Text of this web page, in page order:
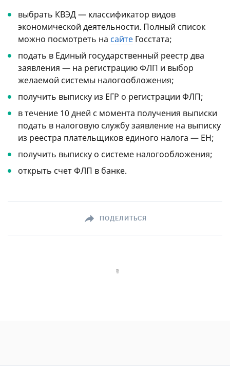
выбрать КВЭД — классификатор видов
экономической деятельности. Полный список
можно посмотреть на сайте Госстата;
подать в Единый государственный реестр два
заявления — на регистрацию ФЛП и выбор
желаемой системы налогообложения;
получить выписку из ЕГР о регистрации ФЛП;
в течение 10 дней с момента получения выписки
подать в налоговую службу заявление на выписку
из реестра плательщиков единого налога — ЕН;
получить выписку о системе налогообложения;
открыть счет ФЛП в банке.
ПОДЕЛИТЬСЯ